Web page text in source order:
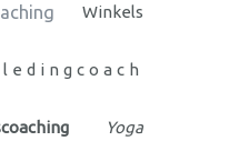
Winkels
Yoga